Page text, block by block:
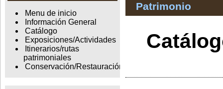
Menu de inicio
Información General
Catálogo
Exposiciones/Actividades
Itinerarios/rutas
patrimoniales
Conservación/Restauración
Patrimonio